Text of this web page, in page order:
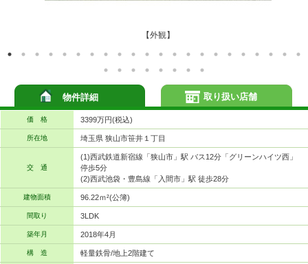
【外観】
物件詳細
価 格 3399万円(税込)
所在地 埼玉県 狭山市笹井１丁目
交 通
(1)西武鉄道新宿線「狭山市」駅 バス12分「グリーンハイツ西」
停歩5分
(2)西武池袋・豊島線「入間市」駅 徒歩28分
建物面積 96.22ｍ²(公簿)
間取り 3LDK
築年月 2018年4月
構 造 軽量鉄骨/地上2階建て
取り扱い店舗